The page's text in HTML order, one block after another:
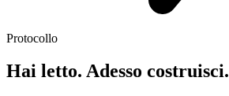
Protocollo
Hai letto. Adesso costruisci.